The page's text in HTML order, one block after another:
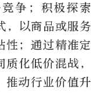
争；积极探索
以商品或服务
性；通过精准定
化低价混战，
推动行业价值升